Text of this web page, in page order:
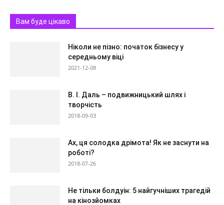
Вам буде цікаво
Ніколи не пізно: початок бізнесу у
середньому віці
2021-12-08
В. І. Даль – подвижницький шлях і
творчість
2018-09-03
Ах, ця солодка дрімота! Як не заснути на
роботі?
2018-07-26
Не тільки болдуін: 5 найгучніших трагедій
на кінозйомках